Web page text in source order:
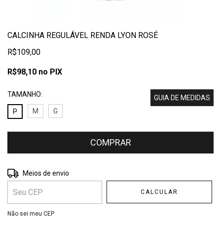
CALCINHA REGULÁVEL RENDA LYON ROSÉ
R$109,00
R$98,10 no PIX
TAMANHO:
GUIA DE MEDIDAS
P
M G
Entregas para o CEP:
Meios de envio
CALCULAR
Não sei meu CEP